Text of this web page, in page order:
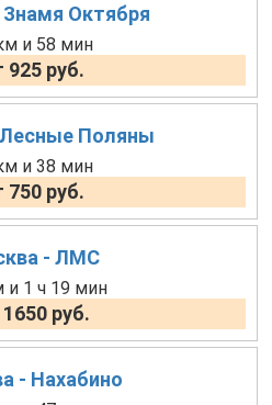
Октября
и 58 мин
925 руб.
Поляны
и 38 мин
750 руб.
- ЛМС
и 1 ч 19 мин
руб.
- Нахабино